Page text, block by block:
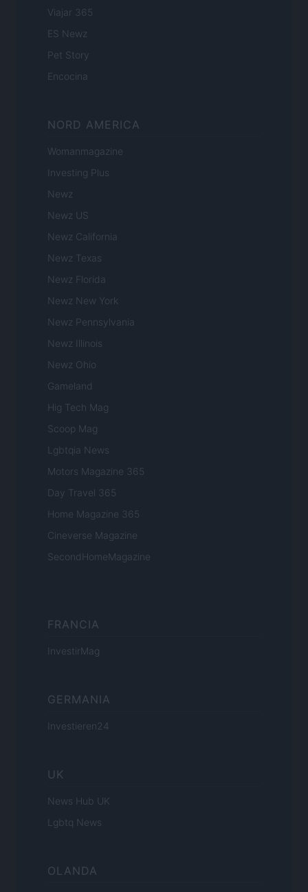
Viajar 365
ES Newz
Pet Story
Encocina
NORD AMERICA
Womanmagazine
Investing Plus
Newz
Newz US
Newz California
Newz Texas
Newz Florida
Newz New York
Newz Pennsylvania
Newz Illinois
Newz Ohio
Gameland
Hig Tech Mag
Scoop Mag
Lgbtqia News
Motors Magazine 365
Day Travel 365
Home Magazine 365
Cineverse Magazine
SecondHomeMagazine
FRANCIA
InvestirMag
GERMANIA
Investieren24
UK
News Hub UK
Lgbtq News
OLANDA